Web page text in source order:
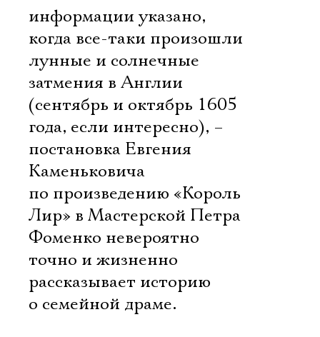
информации указано,
когда все-таки произошли
лунные и солнечные
затмения в Англии
(сентябрь и октябрь 1605
года, если интересно), –
постановка Евгения
Каменьковича
по произведению «Король
Лир» в Мастерской Петра
Фоменко невероятно
точно и жизненно
рассказывает историю
о семейной драме.